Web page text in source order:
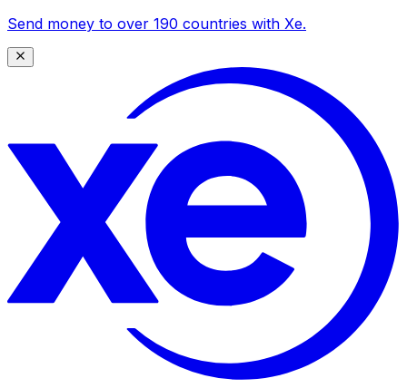
Send money to over 190 countries with Xe.